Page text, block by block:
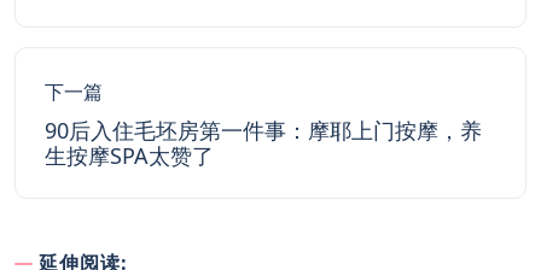
下一篇
90后入住毛坯房第一件事：摩耶上门按摩，养
生按摩SPA太赞了
延伸阅读: